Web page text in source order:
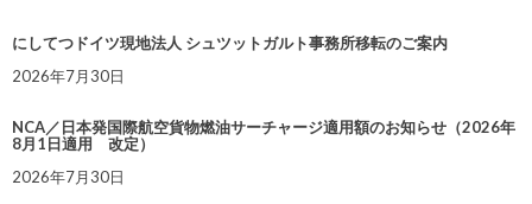
にしてつドイツ現地法人 シュツットガルト事務所移転のご案内
2026年7月30日
NCA／日本発国際航空貨物燃油サーチャージ適用額のお知らせ（2026年
8月1日適用 改定）
2026年7月30日